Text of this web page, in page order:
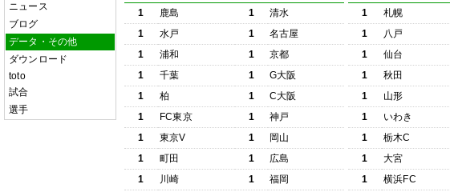
ニュース
ブログ
データ・その他
ダウンロード
toto
試合
選手
1 鹿島 1
清水
1
水戸 1
名古屋
1
浦和 1
京都
1
千葉 1
G大阪
1
柏 1
C大阪
1
FC東京 1
神戸
1
東京V 1
岡山
1
町田 1
広島
1
川崎 1 福岡
1 札幌
1
八戸
1
仙台
1
秋田
1
山形
1
いわき
1
栃木C
1
大宮
1
横浜FC